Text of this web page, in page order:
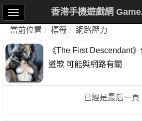
香港手機遊戲網
當前位置 標籤 網路壓力
《The First Descendant
道歉 可能與網路有關
已經是最后一頁